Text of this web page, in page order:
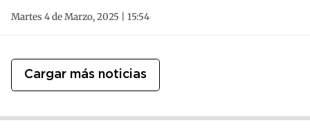
Martes 4 de Marzo, 2025 | 15:54
Cargar más noticias